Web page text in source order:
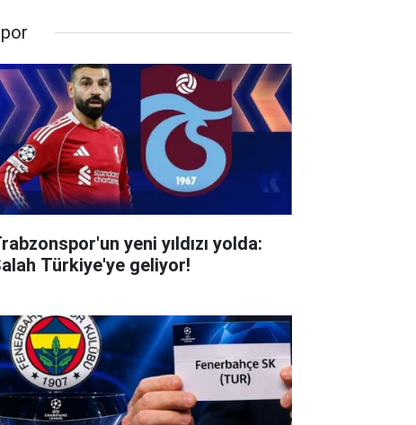
yeni yıldızı yolda:
Türkiye'ye geliyor!